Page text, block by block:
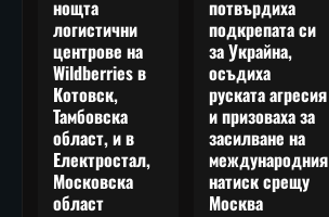
нощта
логистични
центрове на
Wildberries в
Котовск,
Тамбовска
област, и в
Електростал,
Московска
област
потвърдиха
подкрепата си
за Украйна,
осъдиха
руската агресия
и призоваха за
засилване на
международния
натиск срещу
Москва